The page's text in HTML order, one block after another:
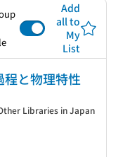
Add
all to
My
List
と物理特性
Libraries in Japan